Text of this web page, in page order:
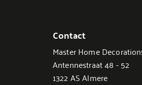
Contact
Master Home
Antennestraat 48 - 52
1322 AS Almere